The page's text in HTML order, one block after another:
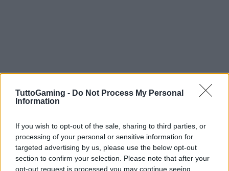
TuttoGaming - Do Not Process My Personal
Information
If you wish to opt-out of the sale, sharing to third parties, or
processing of your personal or sensitive information for
targeted advertising by us, please use the below opt-out
section to confirm your selection. Please note that after your
opt-out request is processed you may continue seeing
Continua a leggere